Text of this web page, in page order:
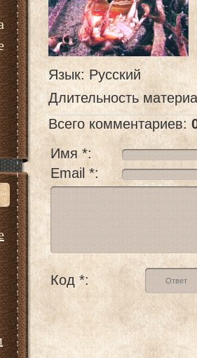
Язык: Русский
Длительность
Всего комментариев:
Имя *:
Email *:
Код *: